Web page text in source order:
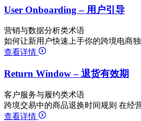
User Onboarding – 用户引导
营销与数据分析类术语
如何让新用户快速上手你的跨境电商
查看详情
Return Window – 退货有效期
客户服务与履约类术语
跨境交易中的商品退换时间规则 在
查看详情